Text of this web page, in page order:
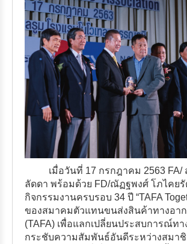
คำถามที่พบบ่อย
เกี่ยวกับไทยคาร์โก้
ติดต่อเรา
สนใจใช้บริการ
เมื่อวันที่ 17 กรกฎาคม 2563 FA/
ลัดดา พร้อมด้วย FD/ณัฏฐพงศ์ โภไคยรั
กิจกรรมงานครบรอบ 34 ปี “TAFA
ของสมาคมตัวแทนขนส่งสินค้าทางอา
(TAFA) เพื่อแลกเปลี่ยนประสบการณ์ทา
กระชับความสัมพันธ์อันดีระหว่างสมา